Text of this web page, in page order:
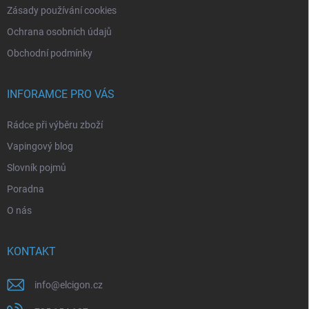
Zásady používání cookies
Ochrana osobních údajů
Obchodní podmínky
INFORAMCE PRO VÁS
Rádce při výběru zboží
Vapingový blog
Slovník pojmů
Poradna
O nás
KONTAKT
info@elcigon.cz